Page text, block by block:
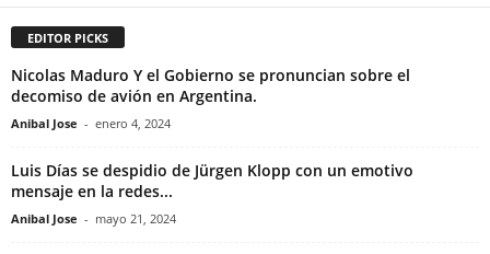
EDITOR PICKS
Nicolas Maduro Y el Gobierno se pronuncian sobre el
decomiso de avión en Argentina.
Anibal Jose - enero 4, 2024
Luis Días se despidio de Jürgen Klopp con un emotivo
mensaje en la redes...
Anibal Jose - mayo 21, 2024